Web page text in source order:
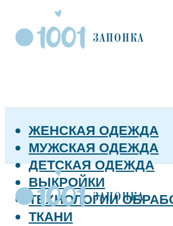
ЖЕНСКАЯ ОДЕЖДА
МУЖСКАЯ ОДЕЖДА
ДЕТСКАЯ ОДЕЖДА
ВЫКРОЙКИ
ТЕХНОЛОГИИ
ТКАНИ